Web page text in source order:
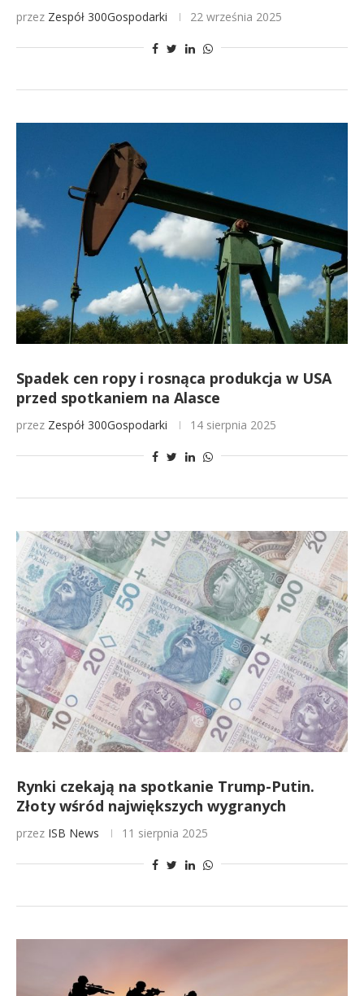
przez Zespół 300Gospodarki 22 września 2025
Spadek cen ropy i rosnąca produkcja w USA
przed spotkaniem na Alasce
przez Zespół 300Gospodarki 14 sierpnia 2025
Rynki czekają na spotkanie Trump-Putin.
Złoty wśród największych wygranych
przez ISB News 11 sierpnia 2025